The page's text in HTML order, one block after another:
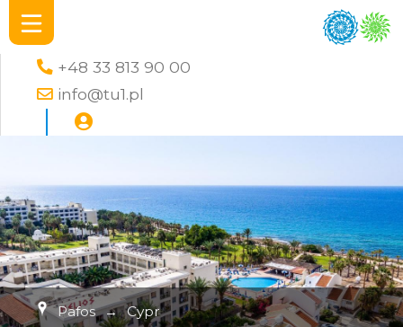
+48 33 813 90 00
info@tu1.pl
Pafos → Cypr